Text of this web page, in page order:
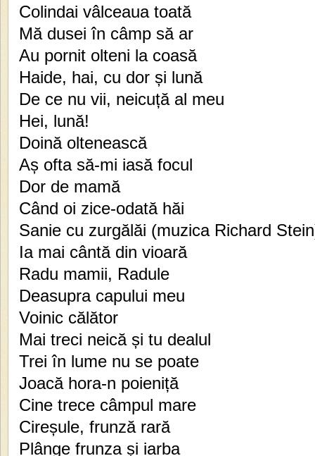
Colindai vâlceaua toată
Mă dusei în câmp să ar
Au pornit olteni la coasă
Haide, hai, cu dor și lună
De ce nu vii, neicuță al meu
Hei, lună!
Doină oltenească
Aș ofta să-mi iasă focul
Dor de mamă
Când oi zice-odată hăi
Sanie cu zurgălăi (muzica Richard
Ia mai cântă din vioară
Radu mamii, Radule
Deasupra capului meu
Voinic călător
Mai treci neică și tu dealul
Trei în lume nu se poate
Joacă hora-n poieniță
Cine trece câmpul mare
Cireșule, frunză rară
Plânge frunza și iarba